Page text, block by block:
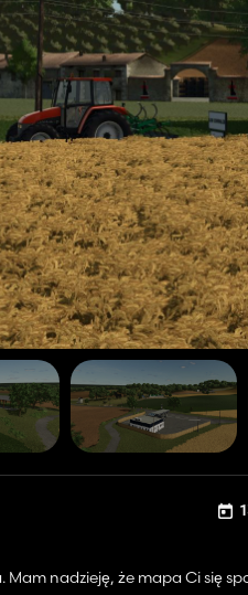
nadzieję, że mapa Ci się